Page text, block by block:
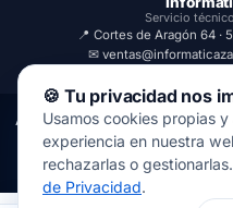
Servicio
📍 Cortes de Aragón 64 ·
✉
Aviso Legal
Política de
© 2000-2026 · Javal
· Reparación
🍪 Tu privacidad nos
Usamos cookies propias
experiencia en nuestra
rechazarlas o
de Privacidad.